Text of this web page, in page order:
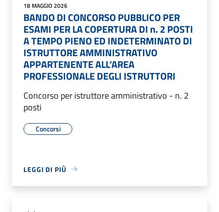
18 MAGGIO 2026
BANDO DI CONCORSO PUBBLICO PER
ESAMI PER LA COPERTURA DI n. 2 POSTI
A TEMPO PIENO ED INDETERMINATO DI
ISTRUTTORE AMMINISTRATIVO
APPARTENENTE ALL’AREA
PROFESSIONALE DEGLI ISTRUTTORI
Concorso per istruttore amministrativo - n. 2
posti
Concorsi
LEGGI DI PIÙ